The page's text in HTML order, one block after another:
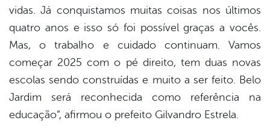
vidas. Já conquistamos muitas coisas nos últimos
quatro anos e isso só foi possível graças a vocês.
Mas, o trabalho e cuidado continuam. Vamos
começar 2025 com o pé direito, tem duas novas
escolas sendo construídas e muito a ser feito. Belo
Jardim será reconhecida como referência na
educação”, afirmou o prefeito Gilvandro Estrela.